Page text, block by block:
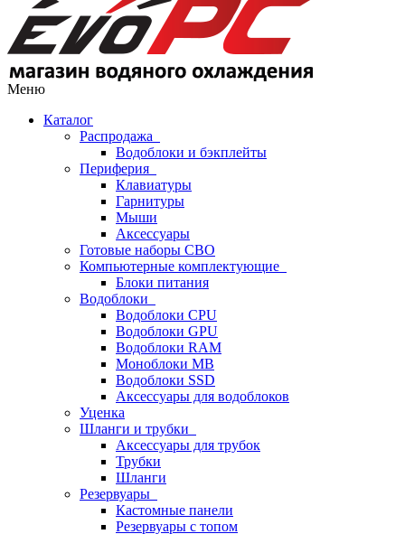
Меню
Каталог
Распродажа
Водоблоки и бэкплейты
Периферия
Клавиатуры
Гарнитуры
Мыши
Аксессуары
Готовые наборы СВО
Компьютерные комплектующие
Блоки питания
Водоблоки
Водоблоки CPU
Водоблоки GPU
Водоблоки RAM
Моноблоки MB
Водоблоки SSD
Аксессуары для водоблоков
Уценка
Шланги и трубки
Аксессуары для трубок
Трубки
Шланги
Резервуары
Кастомные панели
Резервуары с топом